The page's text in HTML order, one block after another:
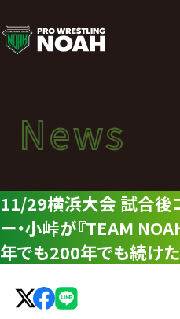
ニ
ュ
ー
ス
|
プ
ロ
News
ニュース
News
11/29横浜大会 試合後
ー・小峠が『TEAM
年でも200年でも続けた